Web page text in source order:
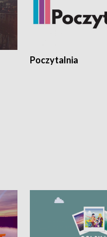
Poczytalnia